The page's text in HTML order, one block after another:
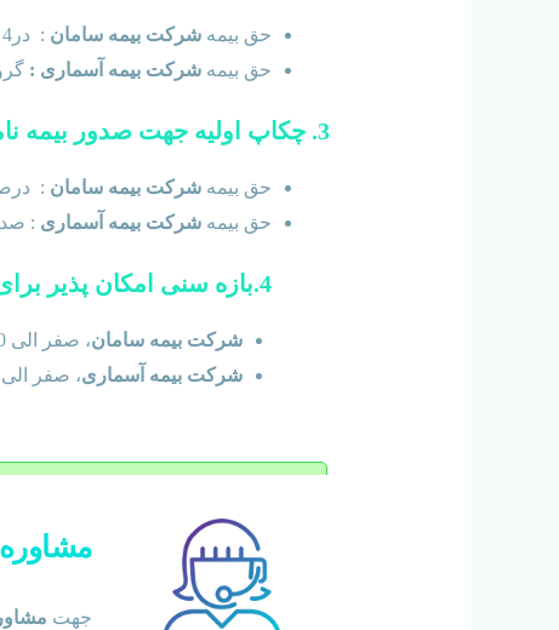
حق بیمه شرکت بیمه سامان : در4 گروه سنی و با محدوده سنی زیاد (موثر در کاهش حق بیمه) می باشد.
حق بیمه شرکت بیمه آسماری :
3. چکاپ اولیه جهت صدور بیمه نامه:
حق بیمه شرکت بیمه سامان :
حق بیمه شرکت بیمه آسماری :
4.بازه سنی امکان پذیر برای صدور بیمه نامه:
شرکت بیمه سامان، صفر الی 70 سال
شرکت بیمه آسماری، صفر الی 60 سال
مشاوره
جهت